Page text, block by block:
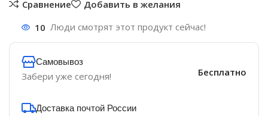
Сравнение
Добавить в желания
10 Люди смотрят этот продукт сейчас!
Самовывоз
Забери уже сегодня! Бесплатно
Доставка почтой России